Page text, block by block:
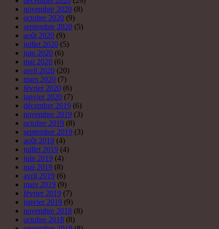
novembre 2020 (8)
octobre 2020 (9)
septembre 2020 (5)
août 2020 (9)
juillet 2020 (5)
juin 2020 (6)
mai 2020 (6)
avril 2020 (20)
mars 2020 (7)
février 2020 (6)
janvier 2020 (7)
décembre 2019 (6)
novembre 2019 (3)
octobre 2019 (8)
septembre 2019 (3)
août 2019 (4)
juillet 2019 (4)
juin 2019 (4)
mai 2019 (8)
avril 2019 (6)
mars 2019 (9)
février 2019 (7)
janvier 2019 (9)
novembre 2018 (8)
octobre 2018 (8)